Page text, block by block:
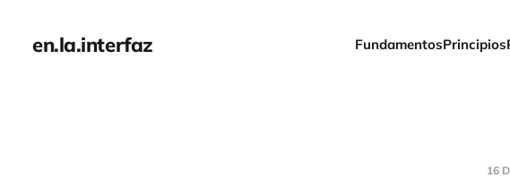
en.la.interfaz FundamentosPrincipios
16